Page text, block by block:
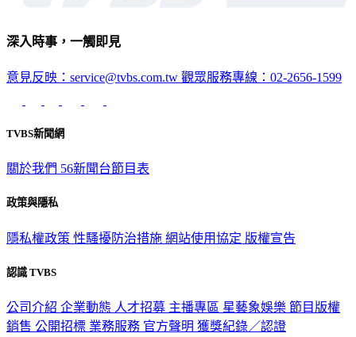
深入時事，一觸即見
意見反映：service@tvbs.com.tw 觀眾服務專線：02-2656-1599
TVBS新聞網
關於我們 56新聞台節目表
政策與隱私
隱私權政策 性騷擾防治措施 網站使用協定 版權宣告
認識 TVBS
公司介紹 企業動態 人才招募 主播專區 星藝象娛樂 節目版權
銷售 公開招標 業務服務 官方聲明 獲獎紀錄／認證